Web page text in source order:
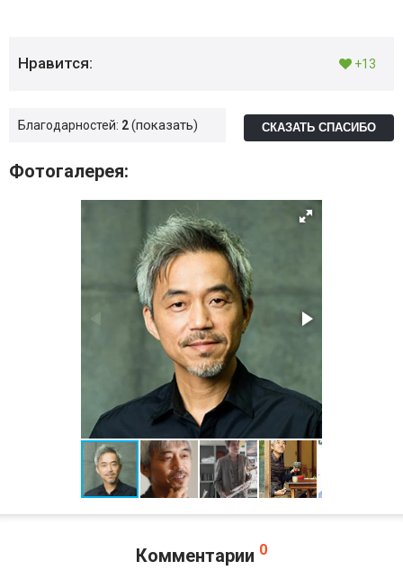
Нравится: +13
Благодарностей: 2 показать СКАЗАТЬ СПАСИБО
Фотогалерея:
Комментарии 0